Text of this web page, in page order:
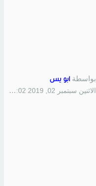
بواسطة ابو يس
الاثنين سبتمبر 02, 2019 1:02 pm